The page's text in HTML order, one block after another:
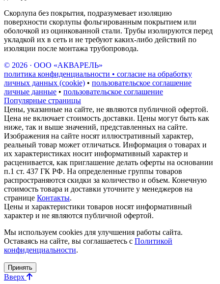
Скорлупа без покрытия, подразумевает изоляцию
поверхности скорлупы фольгированным покрытием или
оболочкой из оцинкованной стали. Трубы изолируются перед
укладкой их в сеть и не требуют каких-либо действий по
изоляции после монтажа трубопровода.
© 2026 · ООО «АКВАРЕЛЬ»
политика конфиденциальности • согласие на обработку
личных данных (cookie) • пользовательское соглашение
личные данные • пользовательское соглашение
Популярные страницы
Цены, указанные на сайте, не являются публичной офертой.
Цена не включает стоимость доставки. Цены могут быть как
ниже, так и выше значений, представленных на сайте.
Изображения на сайте носят иллюстративный характер,
реальный товар может отличаться. Информация о товарах и
их характеристиках носит информативный характер и
расценивается, как приглашение делать оферты на основании
п.1 ст. 437 ГК РФ. На определенные группы товаров
распространяются скидки за количество и объем. Конечную
стоимость товара и доставки уточните у менеджеров на
странице Контакты.
Цены и характеристики товаров носят информативный
характер и не являются публичной офертой.
Мы используем cookies для улучшения работы сайта.
Оставаясь на сайте, вы соглашаетесь с Политикой
конфиденциальности.
Принять
Вверх